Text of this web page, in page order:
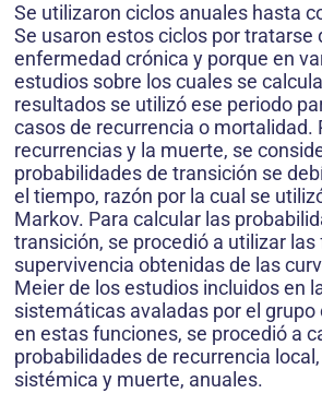
Se utilizaron ciclos anuales hasta
Se usaron estos ciclos por tratarse
enfermedad crónica y porque en
estudios sobre los cuales se
resultados se utilizó ese periodo
casos de recurrencia o mortalidad.
recurrencias y la muerte, se
probabilidades de transición se
el tiempo, razón por la cual se
Markov. Para calcular las
transición, se procedió a utilizar las
supervivencia obtenidas de las
Meier de los estudios incluidos en
sistemáticas avaladas por el grupo
en estas funciones, se procedió a
probabilidades de recurrencia
sistémica y muerte, anuales.